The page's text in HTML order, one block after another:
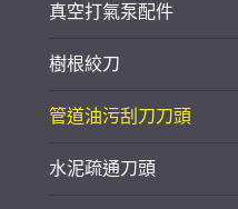
真空打氣泵配件
樹根絞刀
管道油污刮刀刀頭
水泥疏通刀頭